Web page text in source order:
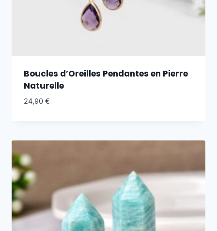
Boucles d’Oreilles Pendantes en Pierre
Naturelle
24,90 €